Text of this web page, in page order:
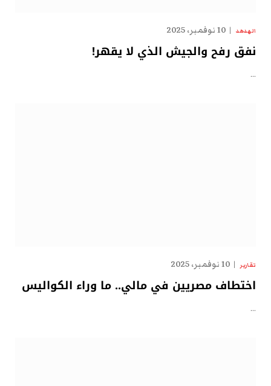
الهدهد 10 نوفمبر، 2025
نفق رفح والجيش الذي لا يقهر!
…
تقارير 10 نوفمبر، 2025
اختطاف مصريين في مالي.. ما وراء الكواليس
…